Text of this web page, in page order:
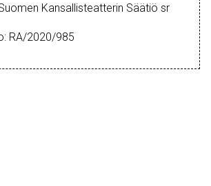
Kansallisteatterin Säätiö sr
RA/2020/985